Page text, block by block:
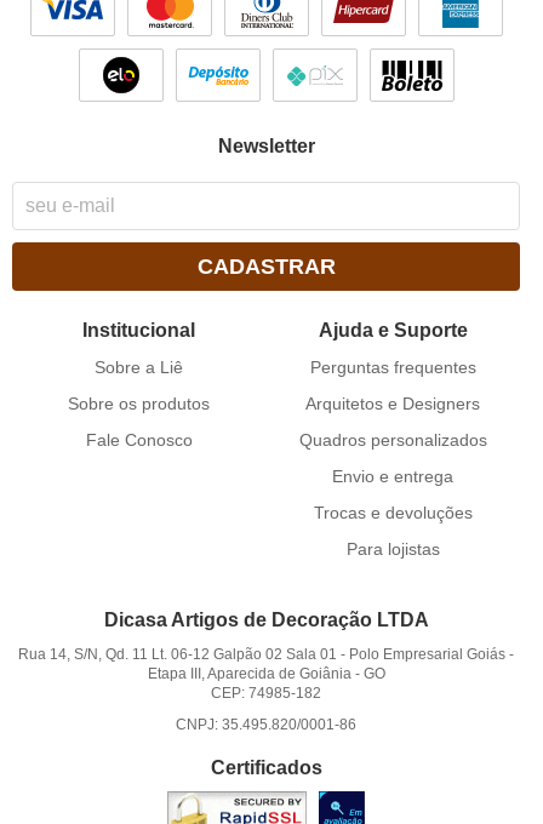
Newsletter
CADASTRAR
Institucional
Sobre a Liê
Sobre os produtos
Fale Conosco
Ajuda e Suporte
Perguntas frequentes
Arquitetos e Designers
Quadros personalizados
Envio e entrega
Trocas e devoluções
Para lojistas
Dicasa Artigos de Decoração LTDA
Rua 14, S/N, Qd. 11 Lt. 06-12 Galpão 02 Sala 01 - Polo Empresarial Goiás -
Etapa III, Aparecida de Goiânia- GO
CEP: 74985-182
CNPJ: 35.495.820/0001-86
Certificados